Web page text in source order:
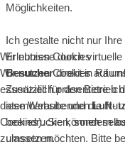
Möglichkeiten.
Ich gestalte nicht nur Ihre
Erlebnisse durch virtuelle
Besucherdirekt in
Zusätzlich präsentiere
atemberaubendenLuft-
beeindrucken, sondern
umsetzen.
Wir nutzen Cookies
Wir nutzen Cookies auf
essenziell für den Betrieb
diese Website und die
Cookies). Sie können
zulassen möchten. Bitte